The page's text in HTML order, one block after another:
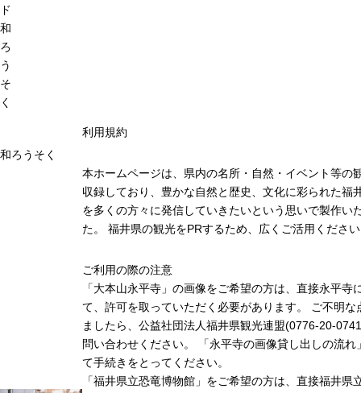
ド
和
ろ
う
そ
く
和ろうそく
利用規約
本ホームページは、県内の名所・自然・イベント等の
収録しており、豊かな自然と歴史、文化に彩られた福
を多くの方々に発信していきたいという思いで製作い
た。 福井県の観光をPRするため、広くご活用くださ
ご利用の際の注意
「大本山永平寺」の画像をご希望の方は、直接永平寺
て、許可を取っていただく必要があります。 ご不明な
ましたら、公益社団法人福井県観光連盟(0776-20-
問い合わせください。 「永平寺の画像貸し出しの流れ
て手続きをとってください。
「福井県立恐竜博物館」をご希望の方は、直接福井県